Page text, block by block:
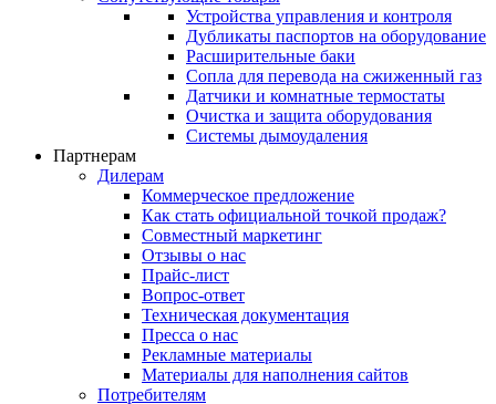
Устройства управления и контроля
Дубликаты паспортов на оборудование
Расширительные баки
Сопла для перевода на сжиженный газ
Датчики и комнатные термостаты
Очистка и защита оборудования
Системы дымоудаления
Партнерам
Дилерам
Коммерческое предложение
Как стать официальной точкой продаж?
Совместный маркетинг
Отзывы о нас
Прайс-лист
Вопрос-ответ
Техническая документация
Пресса о нас
Рекламные материалы
Материалы для наполнения сайтов
Потребителям